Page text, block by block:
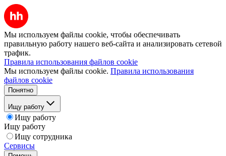
Мы используем файлы cookie, чтобы обеспечивать
правильную работу нашего веб-сайта и анализировать сетевой
трафик.
Правила использования файлов cookie
Мы используем файлы cookie. Правила использования
файлов cookie
Понятно
Ищу работу
Ищу работу
Ищу работу
Ищу сотрудника
Сервисы